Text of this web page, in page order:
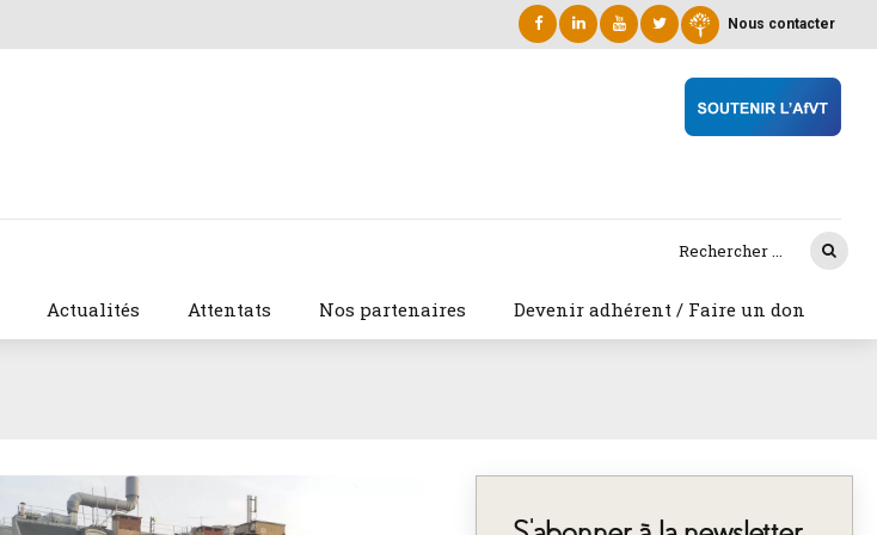
Nous contacter
Actualités Attentats Nos partenaires Devenir adhérent / Faire un don